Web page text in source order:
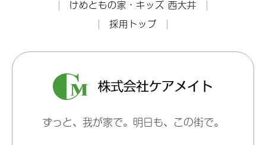
けめともの家・キッズ 西大井
採用トップ
ずっと、我が家で。明日も、この街で。